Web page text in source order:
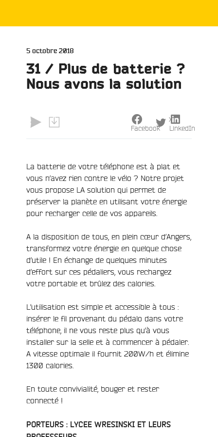
Publié
5 octobre 2018
31 / Plus de batterie ?
Nous avons la solution
La batterie de votre téléphone est à plat et
vous n’avez rien contre le vélo ? Notre projet
vous propose LA solution qui permet de
préserver la planète en utilisant votre énergie
pour recharger celle de vos appareils.
A la disposition de tous, en plein cœur d’Angers,
transformez votre énergie en quelque chose
d’utile ! En échange de quelques minutes
d’effort sur ces pédaliers, vous rechargez
votre portable et brûlez des calories.
L’utilisation est simple et accessible à tous :
insérer le fil provenant du pédalo dans votre
téléphone, il ne vous reste plus qu’à vous
installer sur la selle et à commencer à pédaler.
A vitesse optimale il fournit 200W/h et élimine
1300 calories.
En toute convivialité, bouger et rester
connecté !
PORTEURS : LYCEE WRESINSKI ET LEURS
Facebook
X
LinkedIn